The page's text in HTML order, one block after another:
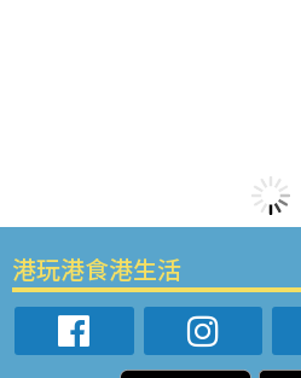
港玩港食港生活